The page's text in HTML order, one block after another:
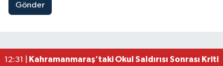
Gönder
15:22 |Kahramanmaraş'ta Şüpheli Ölüm! Uzman
12:31 |
Kahramanmaraş'taki Okul Saldırısı Sonrası